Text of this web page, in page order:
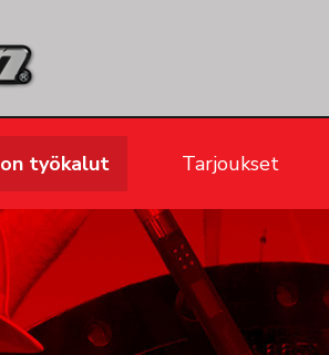
työkalut Tarjoukset